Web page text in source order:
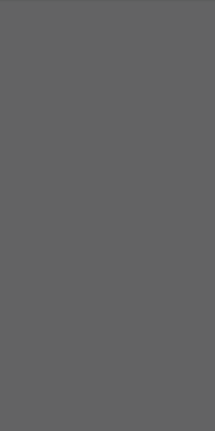
vanjskih baterija
dok IP54 kućište štiti